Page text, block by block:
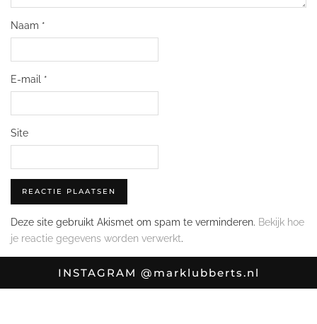
Naam *
E-mail *
Site
Deze site gebruikt Akismet om spam te verminderen. Bekijk hoe
je reactie gegevens worden verwerkt.
INSTAGRAM @marklubberts.nl